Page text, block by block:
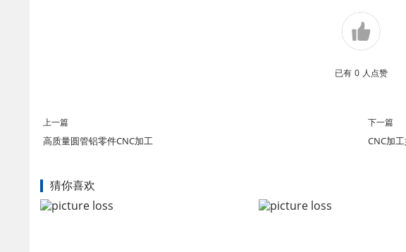
已有 0 人点赞
上一篇
高质量圆管铝零件CNC加工
下一篇
CNC加
猜你喜欢